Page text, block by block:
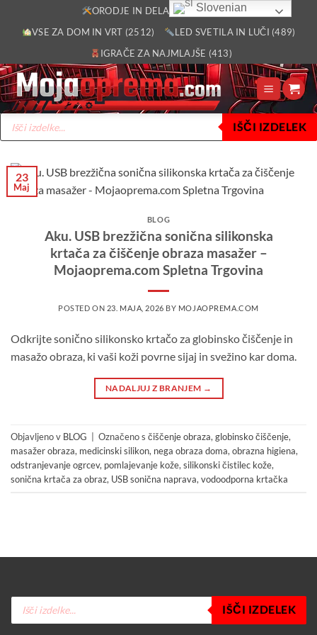
ORODJE IN DELAVNICA (2805)
VSE ZA DOM IN VRT (2512)
LED SVETILA IN LUČI (489)
IGRAČE ZA NAJMLAJŠE (413)
Products
search
IŠČI IZDELEK
23
Maj
BLOG
Aku. USB brezžična sonična silikonska
krtača za čiščenje obraza masažer –
Mojaoprema.com Spletna Trgovina
POSTED ON 23. MAJA, 2026 BY MOJAOPREMA.COM
Odkrijte sonično silikonsko krtačo za globinsko čiščenje in
masažo obraza, ki vaši koži povrne sijaj in svežino kar doma.
NADALJUJ Z BRANJEM →
Objavljeno v BLOG Označeno s čiščenje obraza, globinsko čiščenje,
masažer obraza, medicinski silikon, nega obraza doma, obrazna higiena,
odstranjevanje ogrcev, pomlajevanje kože, silikonski čistilec kože,
sonična krtača za obraz, USB sonična naprava, vodoodporna krtačka
Products
search
IŠČI IZDELEK
Slovenian